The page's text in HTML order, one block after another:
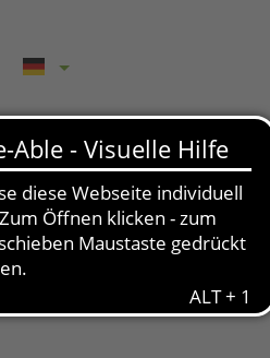
KONTAKT & AKTUELLES
CENTER